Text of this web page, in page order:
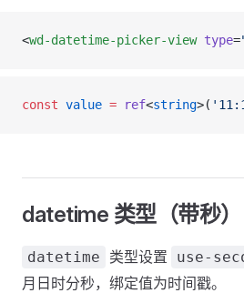
<wd-datetime-picker-view type=
const value = ref<string>(
datetime 类型（带秒）
datetime 类型设置 use-
月日时分秒，绑定值为时间戳。